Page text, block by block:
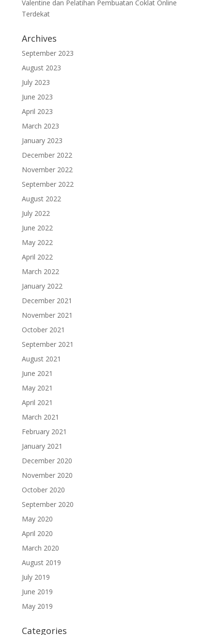
Valentine dan Pelatihan Pembuatan Coklat Online
Terdekat
Archives
September 2023
August 2023
July 2023
June 2023
April 2023
March 2023
January 2023
December 2022
November 2022
September 2022
August 2022
July 2022
June 2022
May 2022
April 2022
March 2022
January 2022
December 2021
November 2021
October 2021
September 2021
August 2021
June 2021
May 2021
April 2021
March 2021
February 2021
January 2021
December 2020
November 2020
October 2020
September 2020
May 2020
April 2020
March 2020
August 2019
July 2019
June 2019
May 2019
Categories